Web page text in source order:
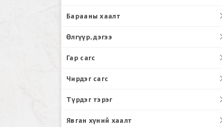
Барааны хаалт
Өлгүүр, дэгээ
Гар сагс
Чирдэг сагс
Түрдэг тэрэг
Явган хүний хаалт